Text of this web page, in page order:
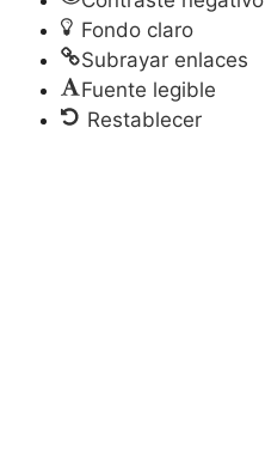
Fondo claro
Subrayar enlaces
Fuente legible
Restablecer